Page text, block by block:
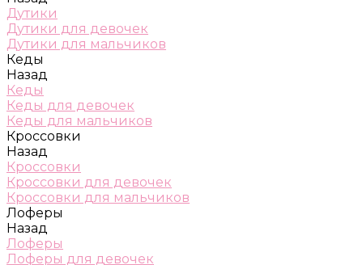
Дутики
Дутики для девочек
Дутики для мальчиков
Кеды
Назад
Кеды
Кеды для девочек
Кеды для мальчиков
Кроссовки
Назад
Кроссовки
Кроссовки для девочек
Кроссовки для мальчиков
Лоферы
Назад
Лоферы
Лоферы для девочек